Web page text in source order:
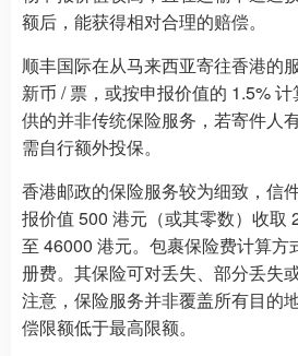
额后，能获得相对合理的赔偿。
顺丰国际在从马来西亚寄往香港的
新币 / 票，或按申报价值的 1.5%
供的并非传统保险服务，若寄件人
需自行额外投保。
香港邮政的保险服务较为细致，信
报价值 500 港元（或其零数）收取
至 46000 港元。包裹保险费计算方
册费。其保险可对丢失、部分丢失
注意，保险服务并非覆盖所有目的
偿限额低于最高限额。